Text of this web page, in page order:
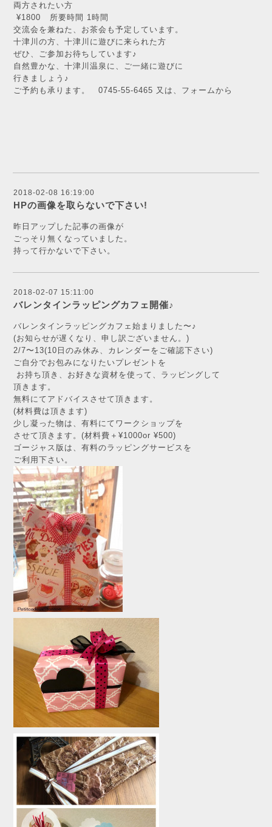
両方されたい方
¥1800 所要時間 1時間
交流会を兼ねた、お茶会も予定しています。
十津川の方、十津川に遊びに来られた方
ぜひ、ご参加お待ちしています♪
自然豊かな、十津川温泉に、ご一緒に遊びに
行きましょう♪
ご予約も承ります。 0745-55-6465 又は、フォームから
2018-02-08 16:19:00
HPの画像を取らないで下さい!
昨日アップした記事の画像が
ごっそり無くなっていました。
持って行かないで下さい。
2018-02-07 15:11:00
バレンタインラッピングカフェ開催♪
バレンタインラッピングカフェ始まりました〜♪
(お知らせが遅くなり、申し訳ございません。)
2/7〜13(10日のみ休み、カレンダーをご確認下さい)
ご自分でお包みになりたいプレゼントを
お持ち頂き、お好きな資材を使って、ラッピングして
頂きます。
無料にてアドバイスさせて頂きます。
(材料費は頂きます)
少し凝った物は、有料にてワークショップを
させて頂きます。(材料費＋¥1000or ¥500)
ゴージャス版は、有料のラッピングサービスを
ご利用下さい。